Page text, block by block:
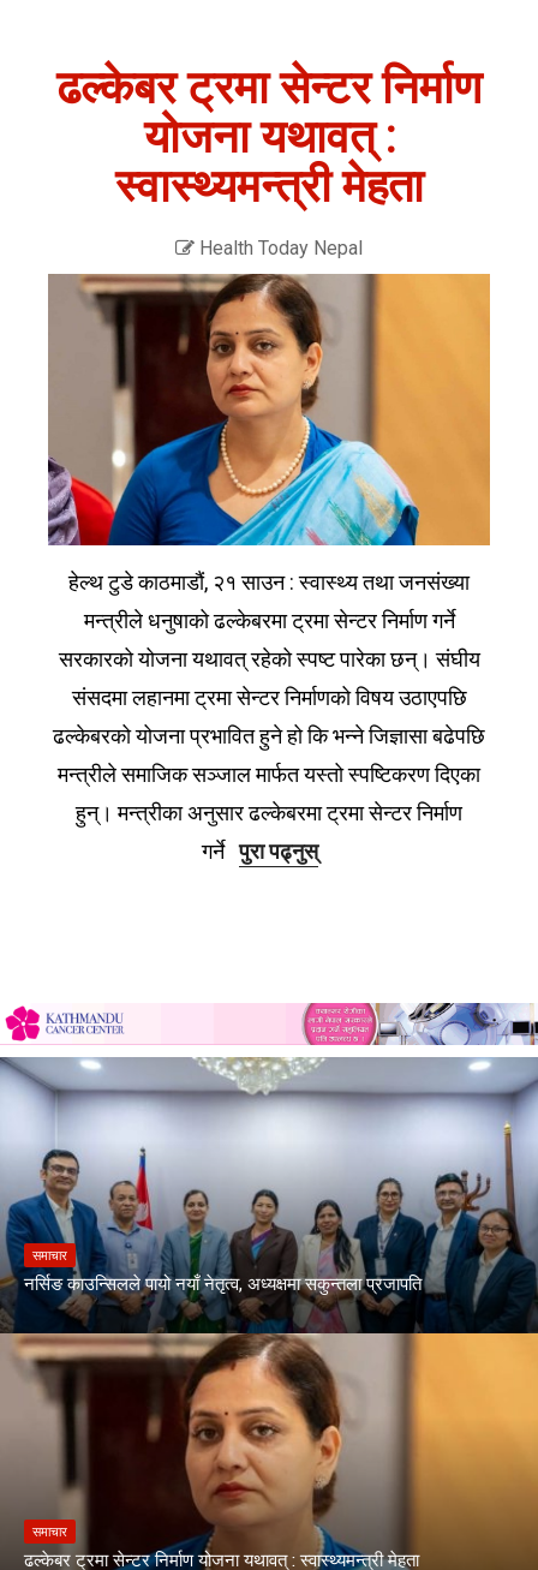
ढल्केबर ट्रमा सेन्टर निर्माण
योजना यथावत् :
स्वास्थ्यमन्त्री मेहता
Health Today Nepal
हेल्थ टुडे काठमाडौं, २१ साउन : स्वास्थ्य तथा जनसंख्या
मन्त्रीले धनुषाको ढल्केबरमा ट्रमा सेन्टर निर्माण गर्ने
सरकारको योजना यथावत् रहेको स्पष्ट पारेका छन्। संघीय
संसदमा लहानमा ट्रमा सेन्टर निर्माणको विषय उठाएपछि
ढल्केबरको योजना प्रभावित हुने हो कि भन्ने जिज्ञासा बढेपछि
मन्त्रीले समाजिक सञ्जाल मार्फत यस्तो स्पष्टिकरण दिएका
हुन्। मन्त्रीका अनुसार ढल्केबरमा ट्रमा सेन्टर निर्माण
गर्नेपुरा पढ्नुस्
समाचार
नर्सिङ काउन्सिलले पायो नयाँ नेतृत्व, अध्यक्षमा सकुन्तला प्रजापति
समाचार
ढल्केबर ट्रमा सेन्टर निर्माण योजना यथावत् : स्वास्थ्यमन्त्री मेहता